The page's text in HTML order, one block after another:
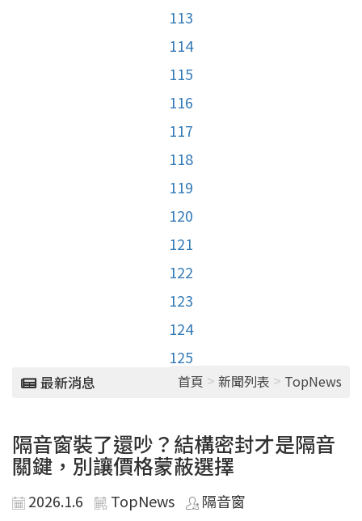
113
114
115
116
117
118
119
120
121
122
123
124
125
最新消息 首頁 > 新聞列表 > TopNews
隔音窗裝了還吵？結構密封才是隔音
關鍵，別讓價格蒙蔽選擇
2026.1.6 TopNews 隔音窗